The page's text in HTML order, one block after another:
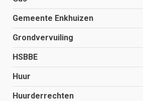
Gemeente Enkhuizen
Grondvervuiling
HSBBE
Huur
Huurderrechten